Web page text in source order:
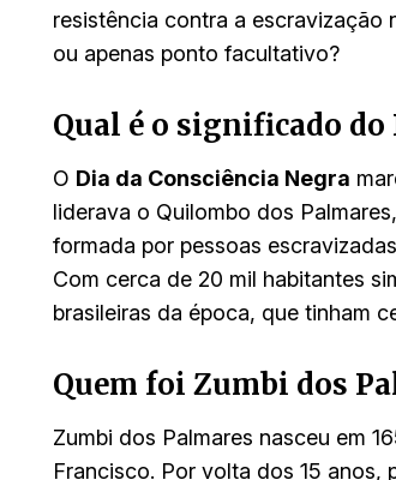
resistência contra a escravização
ou apenas ponto facultativo?
Qual é o significado do
O Dia da Consciência Negra
liderava o Quilombo dos
formada por pessoas
Com cerca de 20 mil habitantes
brasileiras da época, que tinham
Quem foi Zumbi dos
Zumbi dos Palmares nasceu em
Francisco. Por volta dos 15 anos,